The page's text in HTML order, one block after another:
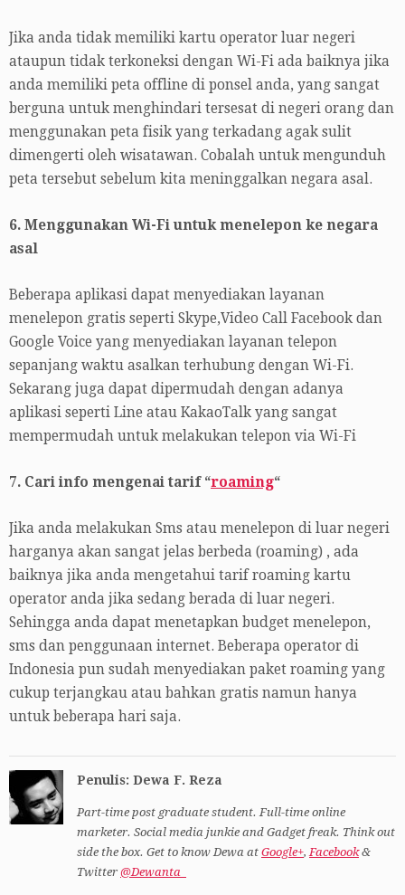
Jika anda tidak memiliki kartu operator luar negeri
ataupun tidak terkoneksi dengan Wi-Fi ada baiknya jika
anda memiliki peta offline di ponsel anda, yang sangat
berguna untuk menghindari tersesat di negeri orang dan
menggunakan peta fisik yang terkadang agak sulit
dimengerti oleh wisatawan. Cobalah untuk mengunduh
peta tersebut sebelum kita meninggalkan negara asal.
6. Menggunakan Wi-Fi untuk menelepon ke negara
asal
Beberapa aplikasi dapat menyediakan layanan
menelepon gratis seperti Skype,Video Call Facebook dan
Google Voice yang menyediakan layanan telepon
sepanjang waktu asalkan terhubung dengan Wi-Fi.
Sekarang juga dapat dipermudah dengan adanya
aplikasi seperti Line atau KakaoTalk yang sangat
mempermudah untuk melakukan telepon via Wi-Fi
7. Cari info mengenai tarif “roaming“
Jika anda melakukan Sms atau menelepon di luar negeri
harganya akan sangat jelas berbeda (roaming) , ada
baiknya jika anda mengetahui tarif roaming kartu
operator anda jika sedang berada di luar negeri.
Sehingga anda dapat menetapkan budget menelepon,
sms dan penggunaan internet. Beberapa operator di
Indonesia pun sudah menyediakan paket roaming yang
cukup terjangkau atau bahkan gratis namun hanya
untuk beberapa hari saja.
Penulis: Dewa F. Reza
Part-time post graduate student. Full-time online
marketer. Social media junkie and Gadget freak. Think out
side the box. Get to know Dewa at Google+,Facebook&
Twitter @Dewanta_